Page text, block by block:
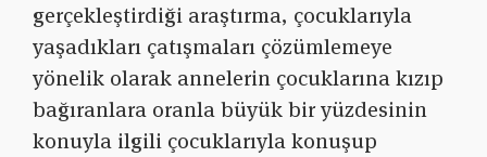
gerçekleştirdiği araştırma, çocuklarıyla
yaşadıkları çatışmaları çözümlemeye
yönelik olarak annelerin çocuklarına kızıp
bağıranlara oranla büyük bir yüzdesinin
konuyla ilgili çocuklarıyla konuşup